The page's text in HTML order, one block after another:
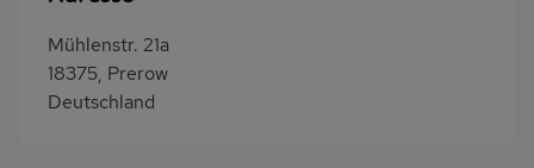
Mühlenstr. 21a
18375, Prerow
Deutschland